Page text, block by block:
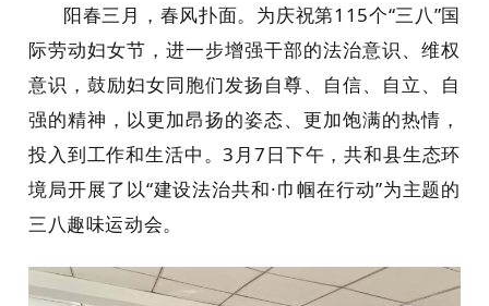
阳春三月，春风扑面。为庆祝第115个“三八”国
际劳动妇女节，进一步增强干部的法治意识、维权
意识，鼓励妇女同胞们发扬自尊、自信、自立、自
强的精神，以更加昂扬的姿态、更加饱满的热情，
投入到工作和生活中。3月7日下午，共和县生态环
境局开展了以“建设法治共和·巾帼在行动”为主题的
三八趣味运动会。